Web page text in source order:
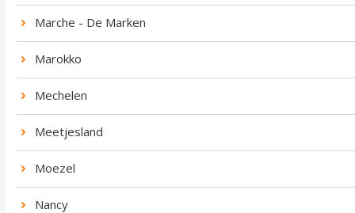
Marche - De Marken
Marokko
Mechelen
Meetjesland
Moezel
Nancy